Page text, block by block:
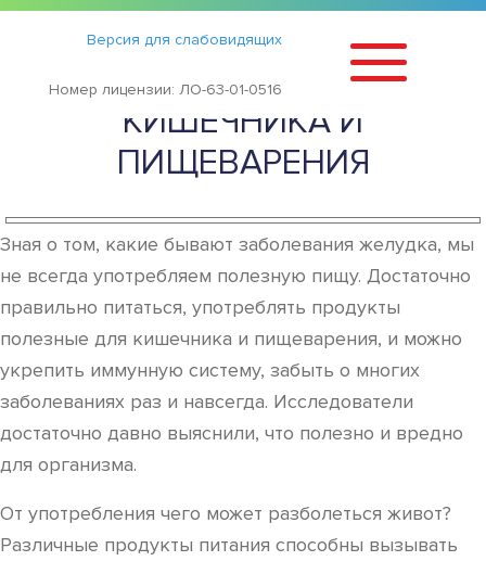
Версия для слабовидящих
Номер лицензии: ЛО-63-01-0516
Статьи ›
ПРОДУКТЫ ПОЛЕЗНЫЕ ДЛЯ
КИШЕЧНИКА И
ПИЩЕВАРЕНИЯ
Зная о том, какие бывают заболевания желудка, мы
не всегда употребляем полезную пищу. Достаточно
правильно питаться, употреблять продукты
полезные для кишечника и пищеварения, и можно
укрепить иммунную систему, забыть о многих
заболеваниях раз и навсегда. Исследователи
достаточно давно выяснили, что полезно и вредно
для организма.
От употребления чего может разболеться живот?
Различные продукты питания способны вызывать